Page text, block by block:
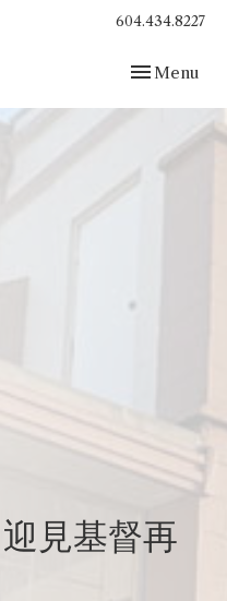
604.434.8227
Toggle
Menu
見基督再